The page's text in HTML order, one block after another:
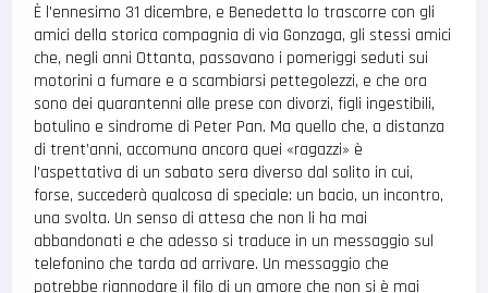
È l’ennesimo 31 dicembre, e Benedetta lo trascorre con gli
amici della storica compagnia di via Gonzaga, gli stessi amici
che, negli anni Ottanta, passavano i pomeriggi seduti sui
motorini a fumare e a scambiarsi pettegolezzi, e che ora
sono dei quarantenni alle prese con divorzi, figli ingestibili,
botulino e sindrome di Peter Pan. Ma quello che, a distanza
di trent’anni, accomuna ancora quei «ragazzi» è
l’aspettativa di un sabato sera diverso dal solito in cui,
forse, succederà qualcosa di speciale: un bacio, un incontro,
una svolta. Un senso di attesa che non li ha mai
abbandonati e che adesso si traduce in un messaggio sul
telefonino che tarda ad arrivare. Un messaggio che
potrebbe riannodare il filo di un amore che non si è mai